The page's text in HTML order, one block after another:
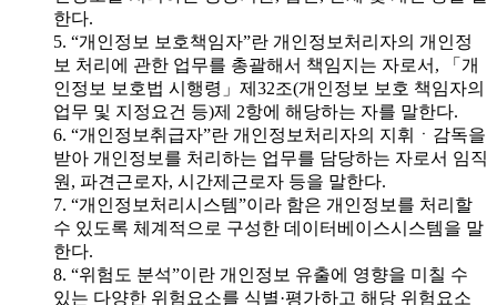
한다.
5. “개인정보 보호책임자”란 개인정보처리자의 개인정
보 처리에 관한 업무를 총괄해서 책임지는 자로서, 「개
인정보 보호법 시행령」제32조(개인정보 보호 책임자의
업무 및 지정요건 등)제 2항에 해당하는 자를 말한다.
6. “개인정보취급자”란 개인정보처리자의 지휘ㆍ감독을
받아 개인정보를 처리하는 업무를 담당하는 자로서 임직
원, 파견근로자, 시간제근로자 등을 말한다.
7. “개인정보처리시스템”이라 함은 개인정보를 처리할
수 있도록 체계적으로 구성한 데이터베이스시스템을 말
한다.
8. “위험도 분석”이란 개인정보 유출에 영향을 미칠 수
있는 다양한 위험요소를 식별·평가하고 해당 위험요소